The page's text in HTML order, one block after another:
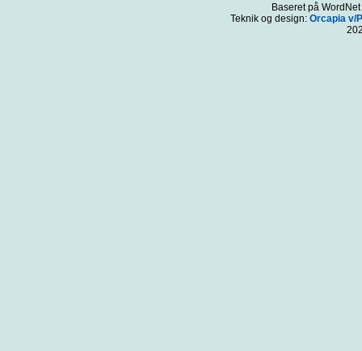
Baseret på
Teknik og design: Orcapia v/